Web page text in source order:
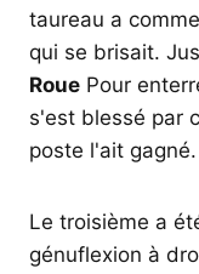
taureau a
qui se brisait.
Roue Pour
s'est blessé par
poste l'ait gagné.
Le troisième a
génuflexion à